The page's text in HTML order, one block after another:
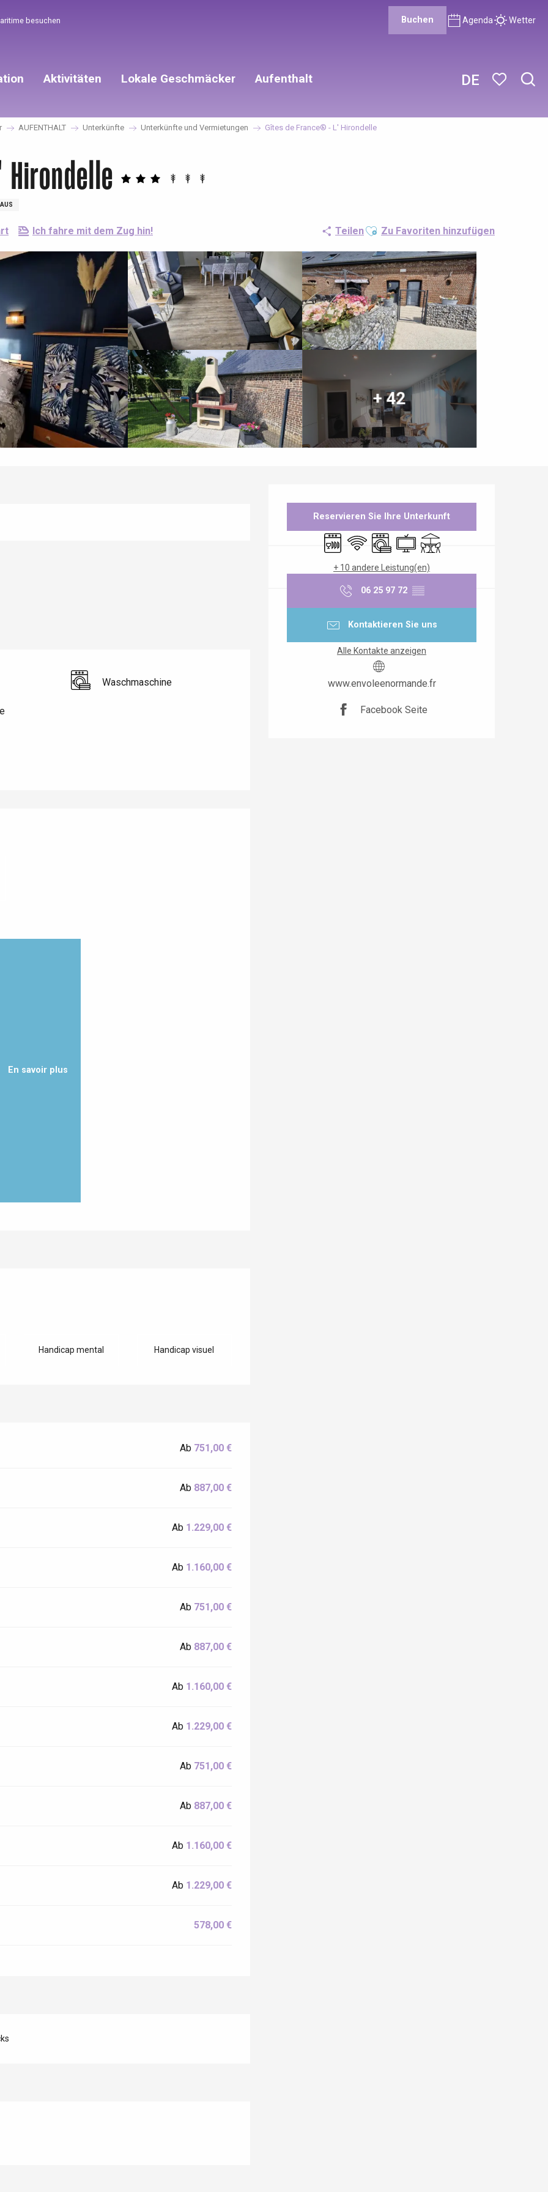
DE
besuchen Buchen Agenda Wetter
Aktivitäten Lokale Geschmäcker Aufenthalt
AUFENTHALT Unterkünfte Unterkünfte und Vermietungen Gîtes de France® - L' Hirondelle
Ich fahre mit dem Zug hin! TeilenAjouter aux favoris
Zu Favoriten hinzufügen
+ 42
Öffnungszeiten & Kontaktdaten
Reservieren Sie Ihre Unterkunft
Geschirrspülmaschine
Wi-Fi Waschmaschine
Fernsehen
Terrasse
+ 10 andere Leistung(en)
06 25 97 72 ▒▒
Kontaktieren Sie uns
Alle Kontakte anzeigen
www.envoleenormande.fr
Facebook Seite
Waschmaschine
En savoir plus
Handicap mental Handicap visuel
Ab 751,00 €
Ab 887,00 €
Ab 1.229,00 €
Ab 1.160,00 €
Ab 751,00 €
Ab 887,00 €
Ab 1.160,00 €
Ab 1.229,00 €
Ab 751,00 €
Ab 887,00 €
Ab 1.160,00 €
Ab 1.229,00 €
578,00 €